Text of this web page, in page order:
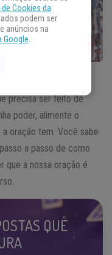
na verdade não
precisa ser feito de
poder, alimente o
a oração tem. Você sabe
a passo de como
que a nossa oração é
QUE
Cookies da
podem ser
anúncios na
Google.